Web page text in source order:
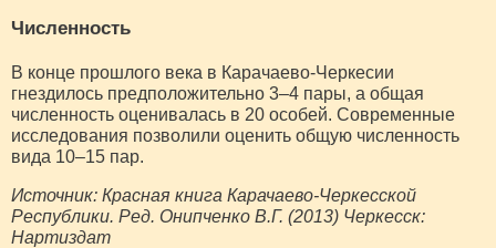
Численность
В конце прошлого века в Карачаево-Черкесии
гнездилось предположительно 3–4 пары, а общая
численность оценивалась в 20 особей. Современные
исследования позволили оценить общую численность
вида 10–15 пар.
Источник: Красная книга Карачаево-Черкесской
Республики. Ред. Онипченко В.Г. (2013) Черкесск:
Нартиздат